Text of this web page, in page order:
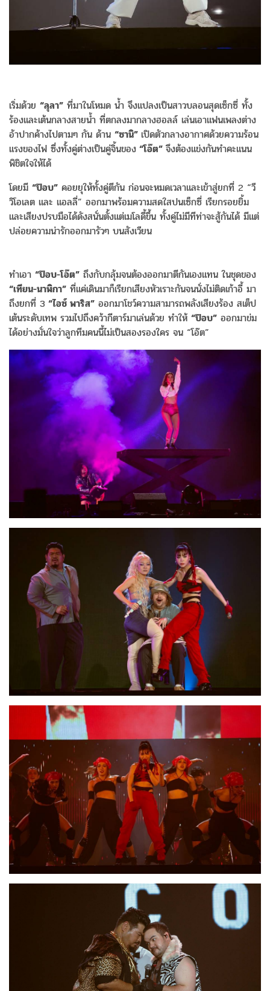
เริ่มด้วย “ลุลา” ที่มาในโหมด น้ำ จึงแปลงเป็นสาวบลอนสุดเซ็กซี่ ทั้ง
ร้องและเต้นกลางสายน้ำ ที่ตกลงมากลางฮอลล์ เล่นเอาแฟนเพลงต่าง
อ้าปากค้างไปตามๆ กัน ด้าน “ซานิ” เปิดตัวกลางอากาศด้วยความร้อน
แรงของไฟ ซึ่งทั้งคู่ต่างเป็นคู่จิ้นของ “โอ๊ต”จึงต้องแข่งกันทำคะแนน
พิชิตใจให้ได้
โดยมี “ป๊อบ” คอยยุให้ทั้งคู่ตีกัน ก่อนจะหมดเวลาและเข้าสู่ยกที่ 2 “วี
วิโอเลต และ แอลลี่” ออกมาพร้อมความสดใสปนเซ็กซี่ เรียกรอยยิ้ม
และเสียงปรบมือได้ดังสนั่นตั้งแต่เมโลดี้ขึ้น ทั้งคู่ไม่มีทีท่าจะสู้กันได้ มีแต่
ปล่อยความน่ารักออกมารัวๆ บนสังเวียน
ทำเอา “ป๊อบ-โอ๊ต” ถึงกับกลุ้มจนต้องออกมาตีกันเองแทน ในชุดของ
“เทียน-นาฬิกา” ที่แค่เดินมาก็เรียกเสียงหัวเราะกันจนนั่งไม่ติดเก้าอี้ มา
ถึงยกที่ 3 “ไอซ์ พาริส” ออกมาโชว์ความสามารถพลังเสียงร้อง สเต็ป
เต้นระดับเทพ รวมไปถึงคว้ากีตาร์มาเล่นด้วย ทำให้ “ป๊อบ” ออกมาข่ม
ได้อย่างมั่นใจว่าลูกทีมคนนี้ไม่เป็นสองรองใคร จน “โอ๊ต”